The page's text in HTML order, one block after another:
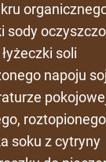
sody
soli
napoju
soku z cytryny